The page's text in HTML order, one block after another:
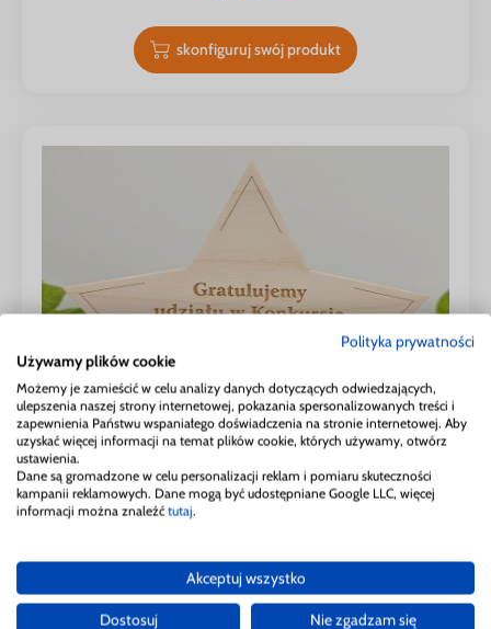
skonfiguruj swój produkt
Statuetka gwiazdka, nagroda w konkursie Mam
Talent, SN3
Polityka prywatności
Używamy plików cookie
Możemy je zamieścić w celu analizy danych dotyczących odwiedzających,
ulepszenia naszej strony internetowej, pokazania spersonalizowanych treści i
zapewnienia Państwu wspaniałego doświadczenia na stronie internetowej. Aby
uzyskać więcej informacji na temat plików cookie, których używamy, otwórz
ustawienia.
Dane są gromadzone w celu personalizacji reklam i pomiaru skuteczności
kampanii reklamowych. Dane mogą być udostępniane Google LLC, więcej
informacji można znaleźć tutaj.
Akceptuj wszystko
Dostosuj Nie zgadzam się